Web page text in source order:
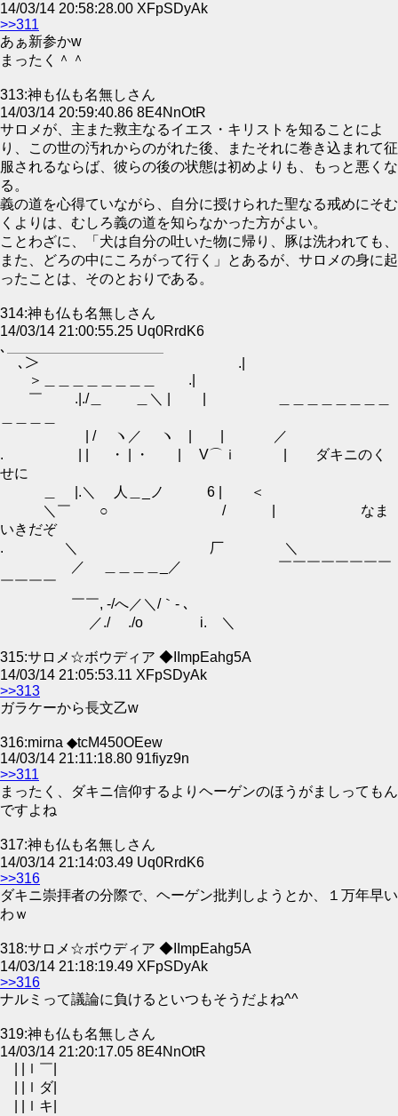
14/03/14 20:58:28.00 XFpSDyAk
>>311
あぁ新参かw
まったく＾＾
313:神も仏も名無しさん
14/03/14 20:59:40.86 8E4NnOtR
サロメが、主また救主なるイエス・キリストを知ることによ
り、この世の汚れからのがれた後、またそれに巻き込まれて征
服されるならば、彼らの後の状態は初めよりも、もっと悪くな
る。
義の道を心得ていながら、自分に授けられた聖なる戒めにそむ
くよりは、むしろ義の道を知らなかった方がよい。
ことわざに、「犬は自分の吐いた物に帰り、豚は洗われても、
また、どろの中にころがって行く」とあるが、サロメの身に起
ったことは、そのとおりである。
314:神も仏も名無しさん
14/03/14 21:00:55.25 Uq0RrdK6
､＿＿＿＿＿＿＿＿＿＿＿
､＞ .|
＞＿＿＿＿＿＿＿＿ .|
￣ .|./＿ ＿＼ | | ＿＿＿＿＿＿＿＿
| / ヽ／ ヽ | | ／
. | | ・ | ・ | V⌒ｉ | ダキニのく
せに
＿ |.＼ 人＿_ノ 6 | ＜
＼￣ ○ / | なま
いきだぞ
. ＼ 厂 ＼
／ ＿＿＿＿_／ ￣￣￣￣￣￣￣￣
￣￣￣￣
￣￣, -/へ／＼/｀- ､
／./ ./o i. ＼
315:サロメ☆ボウディア ◆IImpEahg5A
14/03/14 21:05:53.11 XFpSDyAk
>>313
ガラケーから長文乙w
316:mirna ◆tcM450OEew
14/03/14 21:11:18.80 91fiyz9n
>>311
まったく、ダキニ信仰するよりヘーゲンのほうがましってもん
ですよね
317:神も仏も名無しさん
14/03/14 21:14:03.49 Uq0RrdK6
>>316
ダキニ崇拝者の分際で、ヘーゲン批判しようとか、１万年早い
わｗ
318:サロメ☆ボウディア ◆IImpEahg5A
14/03/14 21:18:19.49 XFpSDyAk
>>316
ナルミって議論に負けるといつもそうだよね^^
319:神も仏も名無しさん
14/03/14 21:20:17.05 8E4NnOtR
| |ｌ￣|
| |ｌダ|
| |ｌキ|